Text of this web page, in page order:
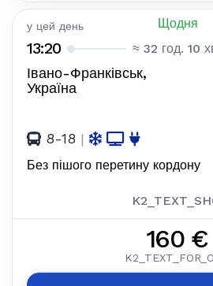
у цей день Щодня
13:20 ≈ 32 год. 10
Івано-Франківськ,
Україна
8-18 |
Без пішого перетину кордону
160 €